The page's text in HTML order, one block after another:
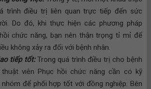
trình điều trị liên quan trực tiếp đến sức
Do đó, khi thực hiện các phương pháp
chức năng, bạn nên thận trọng tỉ mỉ để
không xảy ra đối với bệnh nhân.
tiếp tốt:Trong quá trình điều trị cho bệnh
thuật viên Phục hồi chức năng cần có kỹ
nhóm để phối hợp tốt với đồng nghiệp. Bên